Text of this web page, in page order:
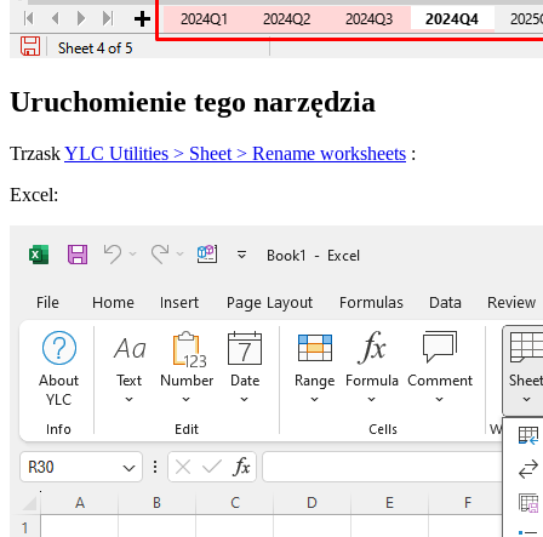
Uruchomienie tego narzędzia
TrzaskYLC Utilities > Sheet > Rename worksheets :
Excel: